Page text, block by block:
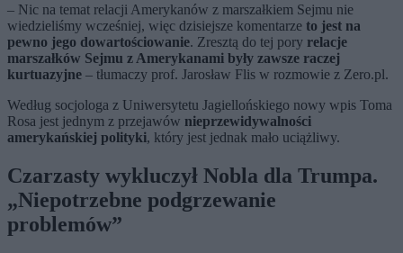
– Nic na temat relacji Amerykanów z marszałkiem Sejmu nie
wiedzieliśmy wcześniej, więc dzisiejsze komentarze to jest na
pewno jego dowartościowanie. Zresztą do tej pory relacje
marszałków Sejmu z Amerykanami były zawsze raczej
kurtuazyjne – tłumaczy prof. Jarosław Flis w rozmowie z Zero.pl.
Według socjologa z Uniwersytetu Jagiellońskiego nowy wpis Toma
Rosa jest jednym z przejawów nieprzewidywalności
amerykańskiej polityki, który jest jednak mało uciążliwy.
Czarzasty wykluczył Nobla dla Trumpa.
„Niepotrzebne podgrzewanie
problemów”